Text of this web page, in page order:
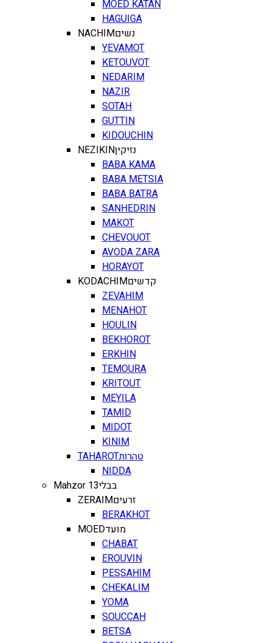
MOED KATAN
HAGUIGA
NACHIMנשים
YEVAMOT
KETOUVOT
NEDARIM
NAZIR
SOTAH
GUTTIN
KIDOUCHIN
NEZIKINנזיקין
BABA KAMA
BABA METSIA
BABA BATRA
SANHEDRIN
MAKOT
CHEVOUOT
AVODA ZARA
HORAYOT
KODACHIMקדשים
ZEVAHIM
MENAHOT
HOULIN
BEKHOROT
ERKHIN
TEMOURA
KRITOUT
MEYILA
TAMID
MIDOT
KINIM
TAHAROTטהרות
NIDDA
Mahzor 13בבלי
ZERAIMזרעים
BERAKHOT
MOEDמועד
CHABAT
EROUVIN
PESSAHIM
CHEKALIM
YOMA
SOUCCAH
BETSA